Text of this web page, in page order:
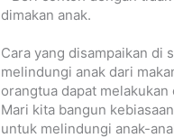
dimakan anak.
Cara yang disampaikan di
melindungi anak dari
orangtua dapat
Mari kita bangun
untuk melindungi anak-